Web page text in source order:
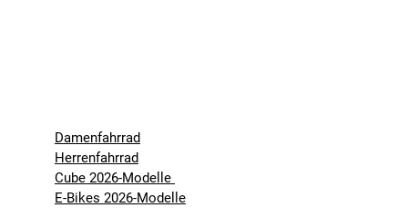
Damenfahrrad
Herrenfahrrad
Cube 2026-Modelle
E-Bikes 2026-Modelle